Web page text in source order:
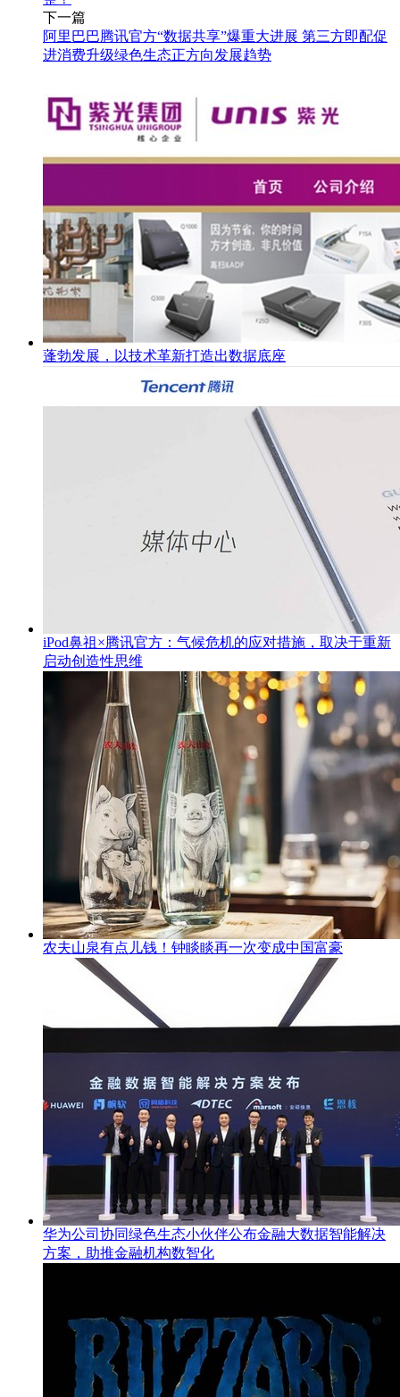
下一篇
阿里巴巴腾讯官方“数据共享”爆重大进展 第三方即配促
进消费升级绿色生态正方向发展趋势
蓬勃发展，以技术革新打造出数据底座
iPod鼻祖×腾讯官方：气候危机的应对措施，取决于重新
启动创造性思维
农夫山泉有点儿钱！钟睒睒再一次变成中国富豪
华为公司协同绿色生态小伙伴公布金融大数据智能解决
方案，助推金融机构数智化